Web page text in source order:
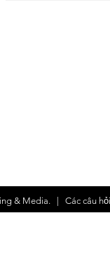
& Media. | Các câu